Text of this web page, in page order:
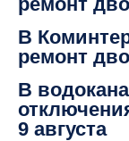
В
ремонт
В
9 августа